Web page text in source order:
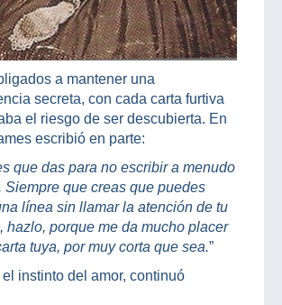
a mantener una
secreta, con cada carta furtiva
el riesgo de ser descubierta. En
escribió en parte:
que das para no escribir a menudo
Siempre que creas que puedes
línea sin llamar la atención de tu
hazlo, porque me da mucho placer
tuya, por muy corta que sea.”
el instinto del amor, continuó